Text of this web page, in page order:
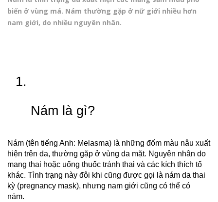
biến ở vùng má. Nám thường gặp ở nữ giới nhiều hơn
nam giới, do nhiều nguyên nhân.
Nám là gì?
Nám (tên tiếng Anh: Melasma) là những đốm màu nâu xuất
hiện trên da, thường gặp ở vùng da mặt. Nguyên nhân do
mang thai hoặc uống thuốc tránh thai và các kích thích tố
khác. Tình trạng này đôi khi cũng được gọi là nám da thai
kỳ (pregnancy mask), nhưng nam giới cũng có thể có
nám.